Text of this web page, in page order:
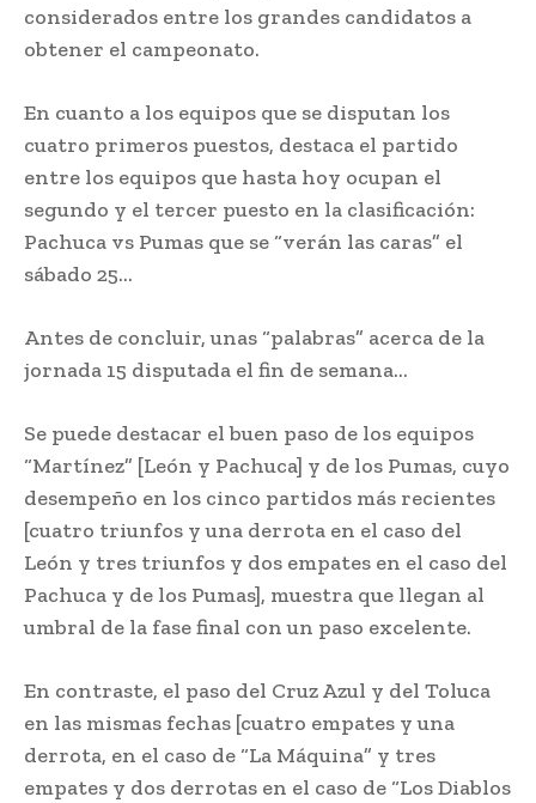
considerados entre los grandes candidatos a
obtener el campeonato.
En cuanto a los equipos que se disputan los
cuatro primeros puestos, destaca el partido
entre los equipos que hasta hoy ocupan el
segundo y el tercer puesto en la clasificación:
Pachuca vs Pumas que se “verán las caras” el
sábado 25…
Antes de concluir, unas “palabras” acerca de la
jornada 15 disputada el fin de semana…
Se puede destacar el buen paso de los equipos
“Martínez” [León y Pachuca] y de los Pumas, cuyo
desempeño en los cinco partidos más recientes
[cuatro triunfos y una derrota en el caso del
León y tres triunfos y dos empates en el caso del
Pachuca y de los Pumas], muestra que llegan al
umbral de la fase final con un paso excelente.
En contraste, el paso del Cruz Azul y del Toluca
en las mismas fechas [cuatro empates y una
derrota, en el caso de “La Máquina” y tres
empates y dos derrotas en el caso de “Los Diablos